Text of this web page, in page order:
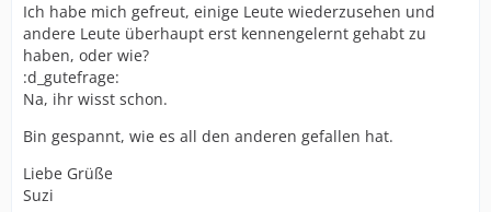
Ich habe mich gefreut, einige Leute wiederzusehen und
andere Leute überhaupt erst kennengelernt gehabt zu
haben, oder wie?
:d_gutefrage:
Na, ihr wisst schon.
Bin gespannt, wie es all den anderen gefallen hat.
Liebe Grüße
Suzi